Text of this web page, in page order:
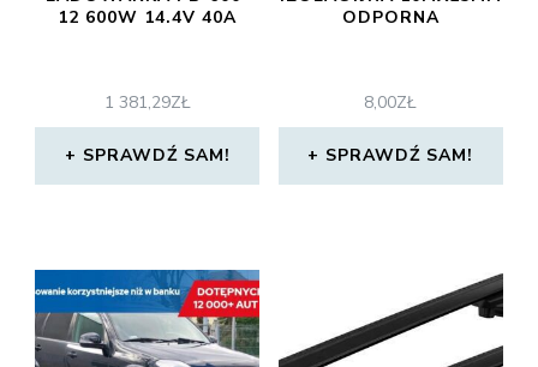
12 600W 14.4V 40A
1 381,29ZŁ
SPRAWDŹ SAM!
ODPORNA
8,00ZŁ
SPRAWDŹ SAM!